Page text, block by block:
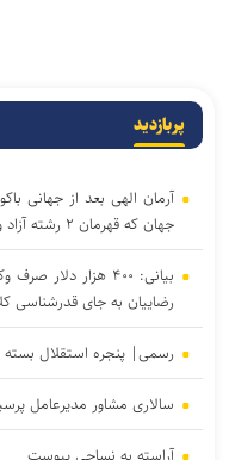
پربازدید
آرمان الهی بعد از جهانی
جهان که قهرمان ۲ رشته آزاد و فرنگی شده بود
بیانی: ۴۰۰ هزار
رضاییان به جای قدرشناسی کلاس ۲۰۰ میلیارد
رسمی| پنجره استقلال بسته
سالاری مشاور مدیرعامل